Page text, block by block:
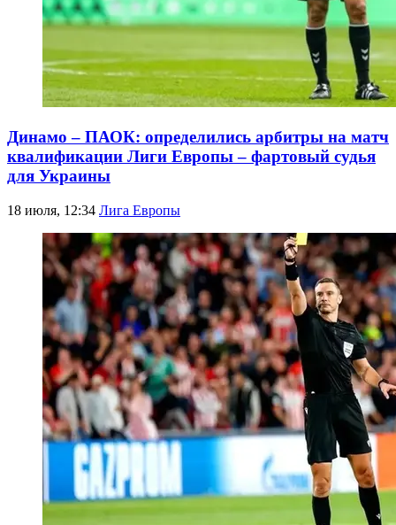
Динамо – ПАОК: определились арбитры на матч
квалификации Лиги Европы – фартовый судья
для Украины
18 июля, 12:34 Лига Европы